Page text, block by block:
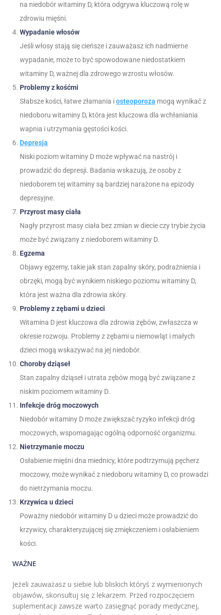
na niedobór witaminy D, która odgrywa kluczową rolę w
zdrowiu mięśni.
Wypadanie włosów
Jeśli włosy stają się cieńsze i zauważasz ich nadmierne
wypadanie, może to być spowodowane niedostatkiem
witaminy D, ważnej dla zdrowego wzrostu włosów.
Problemy z kośćmi
Słabsze kości, łatwe złamania iosteoporoza mogą wynikać z
niedoboru witaminy D, która jest kluczowa dla wchłaniania
wapnia i utrzymania gęstości kości.
Depresja
Niski poziom witaminy D może wpływać na nastrój i
prowadzić do depresji. Badania wskazują, że osoby z
niedoborem tej witaminy są bardziej narażone na epizody
depresyjne.
Przyrost masy ciała
Nagły przyrost masy ciała bez zmian w diecie czy trybie życia
może być związany z niedoborem witaminy D.
Egzema
Objawy egzemy, takie jak stan zapalny skóry, podrażnienia i
obrzęki, mogą być wynikiem niskiego poziomu witaminy D,
która jest ważna dla zdrowia skóry.
Problemy z zębami u dzieci
Witamina D jest kluczowa dla zdrowia zębów, zwłaszcza w
okresie rozwoju. Problemy z zębami u niemowląt i małych
dzieci mogą wskazywać na jej niedobór.
Choroby dziąseł
Stan zapalny dziąseł i utrata zębów mogą być związane z
niskim poziomem witaminy D.
Infekcje dróg moczowych
Niedobór witaminy D może zwiększać ryzyko infekcji dróg
moczowych, wspomagając ogólną odporność organizmu.
Nietrzymanie moczu
Osłabienie mięśni dna miednicy, które podtrzymują pęcherz
moczowy, może wynikać z niedoboru witaminy D, co prowadzi
do nietrzymania moczu.
Krzywica u dzieci
Poważny niedobór witaminy D u dzieci może prowadzić do
krzywicy, charakteryzującej się zmiękczeniem i osłabieniem
kości.
WAŻNE
Jeżeli zauważasz u siebie lub bliskich któryś z wymienionych
objawów, skonsultuj się z lekarzem. Przed rozpoczęciem
suplementacji zawsze warto zasięgnąć porady medycznej,